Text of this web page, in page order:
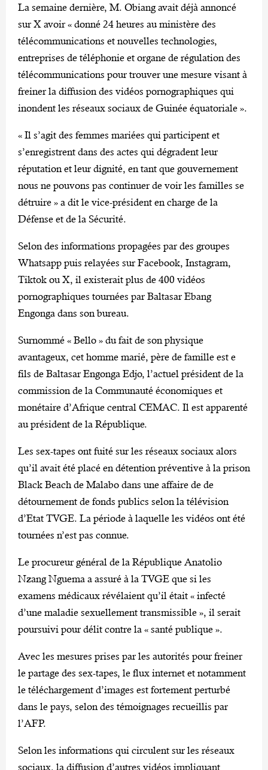
La semaine dernière, M. Obiang avait déjà annoncé
sur X avoir « donné 24 heures au ministère des
télécommunications et nouvelles technologies,
entreprises de téléphonie et organe de régulation des
télécommunications pour trouver une mesure visant à
freiner la diffusion des vidéos pornographiques qui
inondent les réseaux sociaux de Guinée équatoriale ».
« Il s’agit des femmes mariées qui participent et
s’enregistrent dans des actes qui dégradent leur
réputation et leur dignité, en tant que gouvernement
nous ne pouvons pas continuer de voir les familles se
détruire » a dit le vice-président en charge de la
Défense et de la Sécurité.
Selon des informations propagées par des groupes
Whatsapp puis relayées sur Facebook, Instagram,
Tiktok ou X, il existerait plus de 400 vidéos
pornographiques tournées par Baltasar Ebang
Engonga dans son bureau.
Surnommé « Bello » du fait de son physique
avantageux, cet homme marié, père de famille est e
fils de Baltasar Engonga Edjo, l’actuel président de la
commission de la Communauté économiques et
monétaire d’Afrique central CEMAC. Il est apparenté
au président de la République.
Les sex-tapes ont fuité sur les réseaux sociaux alors
qu’il avait été placé en détention préventive à la prison
Black Beach de Malabo dans une affaire de de
détournement de fonds publics selon la télévision
d’Etat TVGE. La période à laquelle les vidéos ont été
tournées n’est pas connue.
Le procureur général de la République Anatolio
Nzang Nguema a assuré à la TVGE que si les
examens médicaux révélaient qu’il était « infecté
d’une maladie sexuellement transmissible », il serait
poursuivi pour délit contre la « santé publique ».
Avec les mesures prises par les autorités pour freiner
le partage des sex-tapes, le flux internet et notamment
le téléchargement d’images est fortement perturbé
dans le pays, selon des témoignages recueillis par
l’AFP.
Selon les informations qui circulent sur les réseaux
sociaux, la diffusion d’autres vidéos impliquant